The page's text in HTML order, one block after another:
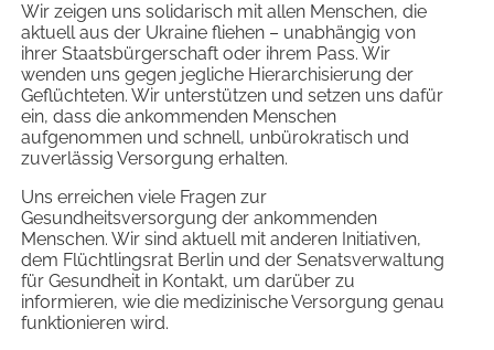
Wir zeigen uns solidarisch mit allen Menschen, die
aktuell aus der Ukraine fliehen – unabhängig von
ihrer Staatsbürgerschaft oder ihrem Pass. Wir
wenden uns gegen jegliche Hierarchisierung der
Geflüchteten. Wir unterstützen und setzen uns dafür
ein, dass die ankommenden Menschen
aufgenommen und schnell, unbürokratisch und
zuverlässig Versorgung erhalten.
Uns erreichen viele Fragen zur
Gesundheitsversorgung der ankommenden
Menschen. Wir sind aktuell mit anderen Initiativen,
dem Flüchtlingsrat Berlin und der Senatsverwaltung
für Gesundheit in Kontakt, um darüber zu
informieren, wie die medizinische Versorgung genau
funktionieren wird.